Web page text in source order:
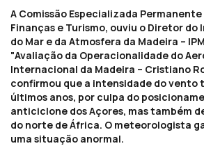
A Comissão Especializada
Finanças e Turismo, ouviu o Diretor
do Mar e da Atmosfera da Madeira –
"Avaliação da Operacionalidade do
Internacional da Madeira – Cristiano
confirmou que a intensidade do vento
últimos anos, por culpa do
anticiclone dos Açores, mas também
do norte de África. O meteorologista
uma situação anormal.